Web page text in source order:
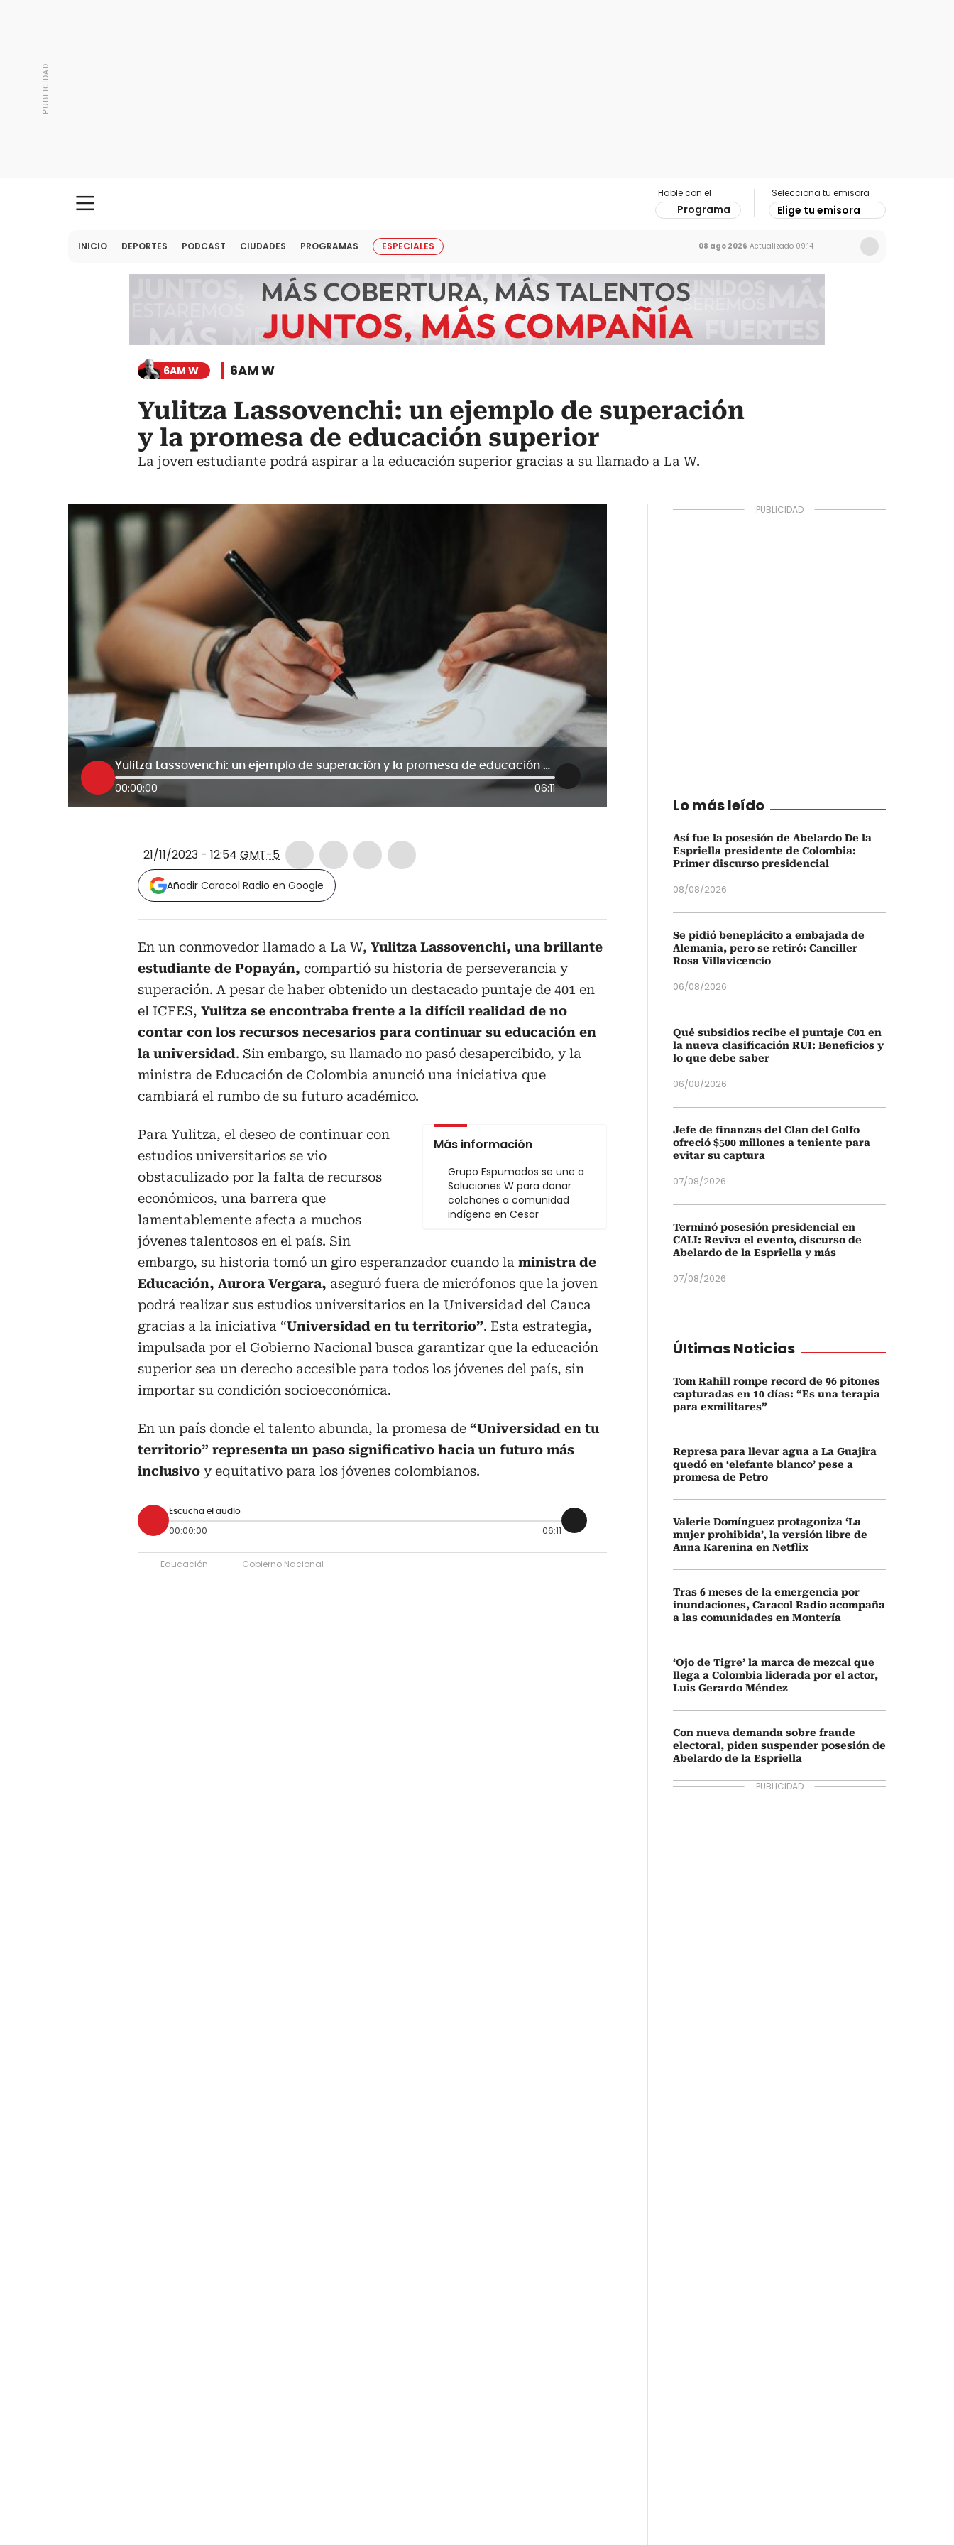
Hable con el
Programa
Selecciona tu emisora
Elige tu emisora
INICIO DEPORTES PODCAST CIUDADES PROGRAMAS ESPECIALES 08 ago 2026 Actualizado 09:14
6AM W 6AM W
Yulitza Lassovenchi: un ejemplo de superación
y la promesa de educación superior
La joven estudiante podrá aspirar a la educación superior gracias a su llamado a La W.
Yulitza Lassovenchi: un ejemplo de superación y la promesa de educación superior
00:00:00 06:11
21/11/2023 - 12:54 GMT-5
Añadir Caracol Radio en Google
En un conmovedor llamado a La W, Yulitza Lassovenchi, una brillante
estudiante de Popayán, compartió su historia de perseverancia y
superación. A pesar de haber obtenido un destacado puntaje de 401 en
el ICFES, Yulitza se encontraba frente a la difícil realidad de no
contar con los recursos necesarios para continuar su educación en
la universidad. Sin embargo, su llamado no pasó desapercibido, y la
ministra de Educación de Colombia anunció una iniciativa que
cambiará el rumbo de su futuro académico.
Más información
Grupo Espumados se une a
Soluciones W para donar
colchones a comunidad
indígena en Cesar
Para Yulitza, el deseo de continuar con
estudios universitarios se vio
obstaculizado por la falta de recursos
económicos, una barrera que
lamentablemente afecta a muchos
jóvenes talentosos en el país. Sin
embargo, su historia tomó un giro esperanzador cuando la ministra de
Educación, Aurora Vergara, aseguró fuera de micrófonos que la joven
podrá realizar sus estudios universitarios en la Universidad del Cauca
gracias a la iniciativa “Universidad en tu territorio”. Esta estrategia,
impulsada por el Gobierno Nacional busca garantizar que la educación
superior sea un derecho accesible para todos los jóvenes del país, sin
importar su condición socioeconómica.
En un país donde el talento abunda, la promesa de “Universidad en tu
territorio” representa un paso significativo hacia un futuro más
inclusivo y equitativo para los jóvenes colombianos.
Escucha el audio
00:00:00 06:11
Educación Gobierno Nacional
Lo más leído
Así fue la posesión de Abelardo De la
Espriella presidente de Colombia:
Primer discurso presidencial
08/08/2026
Se pidió beneplácito a embajada de
Alemania, pero se retiró: Canciller
Rosa Villavicencio
06/08/2026
Qué subsidios recibe el puntaje C01 en
la nueva clasificación RUI: Beneficios y
lo que debe saber
06/08/2026
Jefe de finanzas del Clan del Golfo
ofreció $500 millones a teniente para
evitar su captura
07/08/2026
Terminó posesión presidencial en
CALI: Reviva el evento, discurso de
Abelardo de la Espriella y más
07/08/2026
Últimas Noticias
Tom Rahill rompe record de 96 pitones
capturadas en 10 días: “Es una terapia
para exmilitares”
Represa para llevar agua a La Guajira
quedó en ‘elefante blanco’ pese a
promesa de Petro
Valerie Domínguez protagoniza ‘La
mujer prohibida’, la versión libre de
Anna Karenina en Netflix
Tras 6 meses de la emergencia por
inundaciones, Caracol Radio acompaña
a las comunidades en Montería
‘Ojo de Tigre’ la marca de mezcal que
llega a Colombia liderada por el actor,
Luis Gerardo Méndez
Con nueva demanda sobre fraude
electoral, piden suspender posesión de
Abelardo de la Espriella